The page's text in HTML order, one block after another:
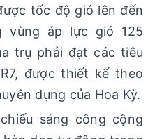
tốc độ gió lên đến
vùng áp lực gió 125
trụ phải đạt các tiêu
được thiết kế theo
dụng của Hoa Kỳ.
sáng công cộng